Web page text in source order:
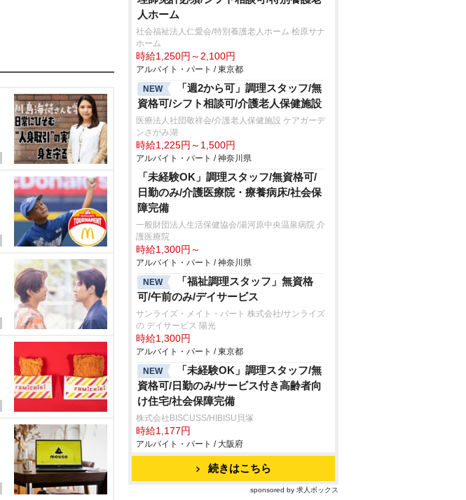
人ホーム
社会福祉法人仁愛会/特別養護老人ホーム 桧原サナ
ホーム
時給1,250円～2,100円
アルバイト・パート / 東京都
NEW
「週2から可」調理スタッフ/無
資格可/シフト相談可/介護老人保健施設
医療法人社団敬祥会/介護老人保健施設 ケアガーデ
ンさがみ湖
時給1,225円～1,500円
アルバイト・パート / 神奈川県
「未経験OK」調理スタッフ/無資格可/
日勤のみ/介護医療院・療養病床/社会保
障完備
一般財団法人生活保健協会/湯河原中央温泉病院 介
護医療院
時給1,300円～
アルバイト・パート / 神奈川県
NEW
「福祉調理スタッフ」無資格
可/午前のみ/デイサービス
サンライズ・メイト・バート 株式会社/サンライズ
の デイサービス 陽光
時給1,300円
アルバイト・パート / 東京都
NEW
「未経験OK」調理スタッフ/無
資格可/日勤のみ/サービス付き高齢者向
け住宅/社会保障完備
株式会社BISCUSS/HIBISU貝塚
時給1,177円
アルバイト・パート / 大阪府
続きはこちら
sponsored by 求人ボックス